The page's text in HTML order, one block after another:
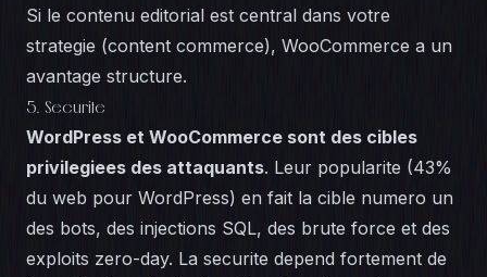
Si le contenu editorial est central dans votre
strategie (content commerce), WooCommerce a un
avantage structure.
5. Securite
WordPress et WooCommerce sont des cibles
privilegiees des attaquants. Leur popularite (43%
du web pour WordPress) en fait la cible numero un
des bots, des injections SQL, des brute force et des
exploits zero-day. La securite depend fortement de